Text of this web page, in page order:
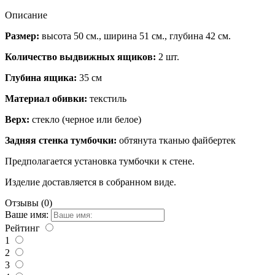
Описание
Размер: высота 50 см., ширина 51 см., глубина 42 см.
Количество выдвижных ящиков: 2 шт.
Глубина ящика: 35 см
Материал обивки: текстиль
Верх: стекло (черное или белое)
Задняя стенка тумбочки: обтянута тканью файбертек
Предполагается установка тумбочки к стене.
Изделие доставляется в собранном виде.
Отзывы (0)
Ваше имя:
Рейтинг
1
2
3